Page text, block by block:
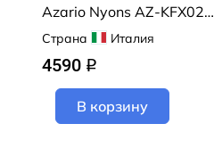
Azario Nyons AZ-KFX02B
(черный матовый)
Страна Италия
4590 q
В корзину